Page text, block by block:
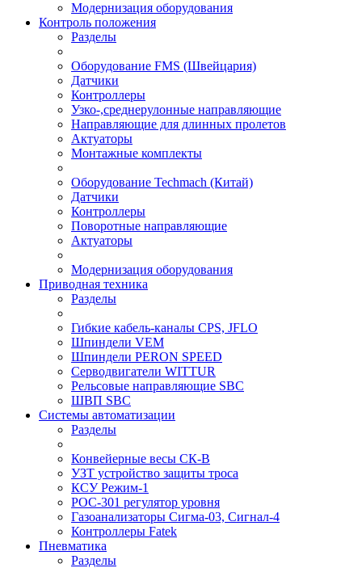
Модернизация оборудования
Контроль положения
Разделы
Оборудование FMS (Швейцария)
Датчики
Контроллеры
Узко-,среднерулонные направляющие
Направляющие для длинных пролетов
Актуаторы
Монтажные комплекты
Оборудование Techmach (Китай)
Датчики
Контроллеры
Поворотные направляющие
Актуаторы
Модернизация оборудования
Приводная техника
Разделы
Гибкие кабель-каналы CPS, JFLO
Шпиндели VEM
Шпиндели PERON SPEED
Серводвигатели WITTUR
Рельсовые направляющие SBC
ШВП SBC
Системы автоматизации
Разделы
Конвейерные весы СК-В
УЗТ устройство защиты троса
КСУ Режим-1
РОС-301 регулятор уровня
Газоанализаторы Сигма-03, Сигнал-4
Контроллеры Fatek
Пневматика
Разделы